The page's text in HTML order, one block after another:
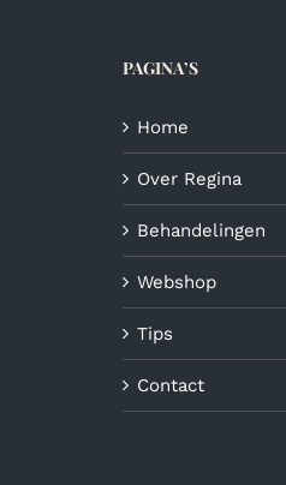
PAGINA’S
Home
Over Regina
Behandelingen
Webshop
Tips
Contact